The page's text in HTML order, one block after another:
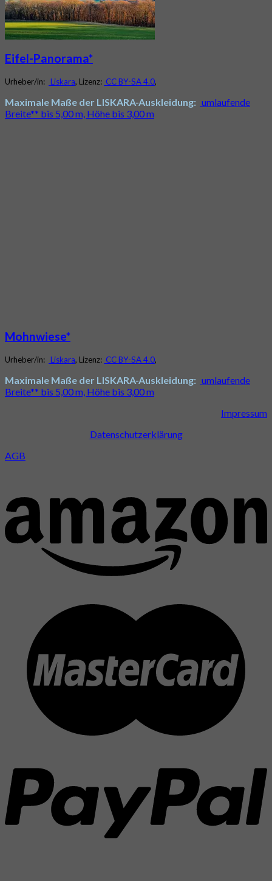
Eifel-Panorama*
Urheber/in: Liskara, Lizenz: CC BY-SA 4.0,
Maximale Maße der LISKARA-Auskleidung: umlaufende
Breite** bis 5,00 m, Höhe bis 3,00 m
Mohnwiese*
Urheber/in: Liskara, Lizenz: CC BY-SA 4.0,
Maximale Maße der LISKARA-Auskleidung: umlaufende
Breite** bis 5,00 m, Höhe bis 3,00 m
Impressum
Datenschutzerklärung
AGB